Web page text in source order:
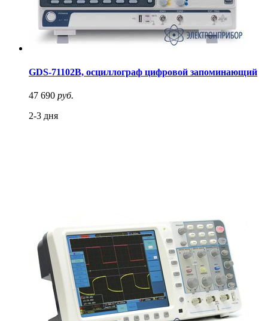
GDS-71102B, осциллограф цифровой запоминающий
47 690 руб.
2-3 дня